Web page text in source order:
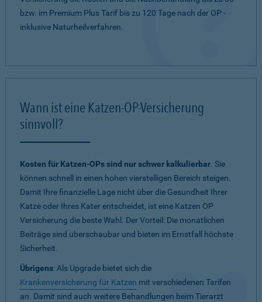
bzw. im Premium Plus Tarif bis zu 120 Tage nach der OP -
inklusive Naturheilverfahren.
Wann ist eine Katzen-OP-Versicherung
sinnvoll?
Kosten für Katzen-OPs sind nur schwer kalkulierbar. Sie
können schnell in einen hohen vierstelligen Bereich steigen.
Damit Ihre finanzielle Lage nicht über die Gesundheit Ihrer
Katze oder Ihres Kater entscheidet, ist eine Katzen OP
Versicherung die beste Wahl. Der Vorteil: Die monatlichen
Beiträge sind überschaubar und bieten im Ernstfall höchste
Sicherheit.
Übrigens: Als Upgrade bietet sich die
Krankenversicherung für Katzen mit verschiedenen Tarifen
an. Damit sind auch weitere Behandlungen beim Tierarzt